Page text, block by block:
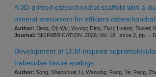
A 3D-printed osteochondral scaffold with a
mineral precursors for efficient
Author: Jiang, Qi; Wu, Yicong; Ding, Ziyu; Huang, Bowei;
Journal: BIOFABRICATION. 2026; Vol. 18, Issue 2, pp. -.
Development of ECM-inspired
trabeculae tissue analogs
Author: Song, Shaoshuai; Li, Wenxing; Fang, Ya; Fang,